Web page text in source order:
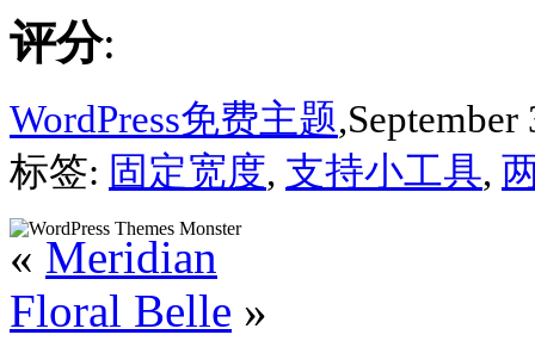
评分:
WordPress免费主题,September
标签: 固定宽度, 支持小工具,
« Meridian
Floral Belle »